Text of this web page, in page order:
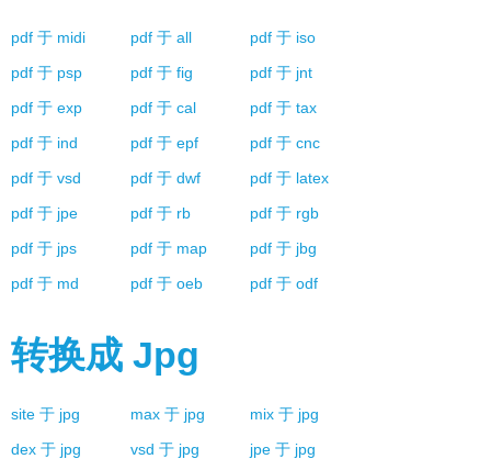
pdf 于 midi pdf 于 all pdf 于 iso
pdf 于 psp pdf 于 fig pdf 于 jnt
pdf 于 exp pdf 于 cal pdf 于 tax
pdf 于 ind pdf 于 epf pdf 于 cnc
pdf 于 vsd pdf 于 dwf pdf 于 latex
pdf 于 jpe pdf 于 rb pdf 于 rgb
pdf 于 jps pdf 于 map pdf 于 jbg
pdf 于 md pdf 于 oeb pdf 于 odf
转换成 Jpg
site 于 jpg max 于 jpg mix 于 jpg
dex 于 jpg vsd 于 jpg jpe 于 jpg